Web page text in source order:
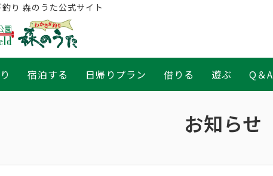
り 森のうた公式サイト
宿泊する 日帰りプラン 借りる 遊ぶ Q＆A
お知らせ